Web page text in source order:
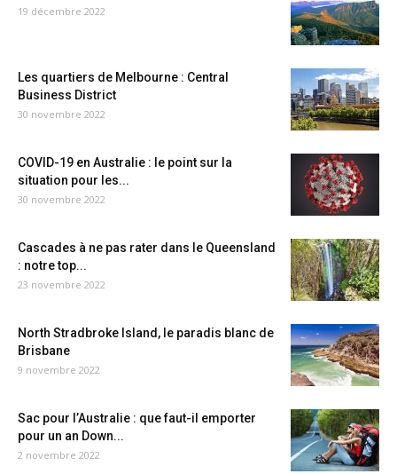
19 décembre 2022
Les quartiers de Melbourne : Central
Business District
30 novembre 2022
COVID-19 en Australie : le point sur la
situation pour les...
30 novembre 2022
Cascades à ne pas rater dans le Queensland
: notre top...
23 novembre 2022
North Stradbroke Island, le paradis blanc de
Brisbane
9 novembre 2022
Sac pour l’Australie : que faut-il emporter
pour un an Down...
2 novembre 2022